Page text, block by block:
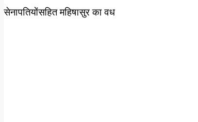
सेनापतियोंसहित महिषासुर का वध